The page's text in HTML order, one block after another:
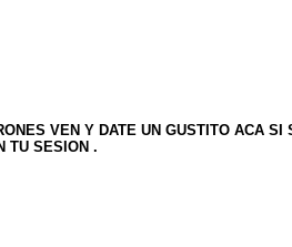
VEN Y DATE UN GUSTITO ACA
TU SESION .